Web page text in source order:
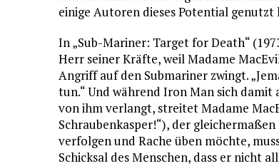
einige Autoren dieses Potential genutzt
In „Sub-Mariner: Target for Death“
Herr seiner Kräfte, weil Madame
Angriff auf den Submariner zwingt.
tun.“ Und während Iron Man sich damit
von ihm verlangt, streitet Madame
Schraubenkasper!“), der
verfolgen und Rache üben möchte,
Schicksal des Menschen, dass er nicht